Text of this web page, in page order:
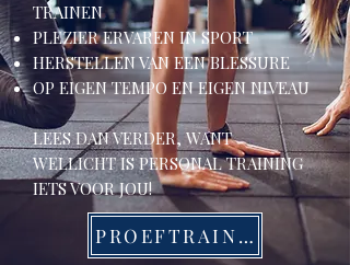
TRAINEN
PLEZIER ERVAREN IN SPORT
HERSTELLEN VAN EEN BLESSURE
OP EIGEN TEMPO EN EIGEN NIVEAU
LEES DAN VERDER, WANT
WELLICHT IS PERSONAL TRAINING
IETS VOOR JOU!
PROEFTRAINING AANVRAGEN